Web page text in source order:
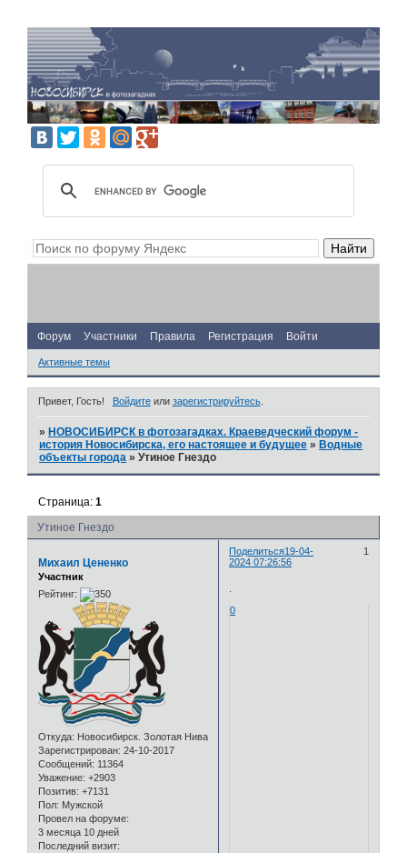
Форум Участники Правила Регистрация Войти
Активные темы
Привет, Гость! Войдитеили зарегистрируйтесь.
» НОВОСИБИРСК в фотозагадках. Краеведческий форум -
история Новосибирска, его настоящее и будущее » Водные
объекты города »Утиное Гнездо
Утиное Гнездо
Страница:1
Поделиться 1
19-04-
2024 07:26:56
Михаил Цененко
Участник
Рейтинг:
Откуда: Новосибирск. Золотая Нива
Зарегистрирован: 24-10-2017
Сообщений: 11364
Уважение: +2903
Позитив: +7131
Пол: Мужской
Провел на форуме:
3 месяца 10 дней
Последний визит:
0